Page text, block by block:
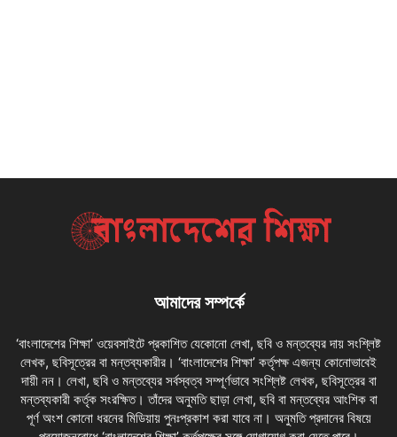
আমাদের সম্পর্কে
‘বাংলাদেশের শিক্ষা’ ওয়েবসাইটে প্রকাশিত যেকোনো লেখা, ছবি ও মন্তব্যের দায় সংশ্লিষ্ট
লেখক, ছবিসূত্রের বা মন্তব্যকারীর। ‘বাংলাদেশের শিক্ষা’ কর্তৃপক্ষ এজন্য কোনোভাবেই
দায়ী নন। লেখা, ছবি ও মন্তব্যের সর্বস্বত্ব সম্পূর্ণভাবে সংশ্লিষ্ট লেখক, ছবিসূত্রের বা
মন্তব্যকারী কর্তৃক সংরক্ষিত। তাঁদের অনুমতি ছাড়া লেখা, ছবি বা মন্তব্যের আংশিক বা
পূর্ণ অংশ কোনো ধরনের মিডিয়ায় পুনঃপ্রকাশ করা যাবে না। অনুমতি প্রদানের বিষয়ে